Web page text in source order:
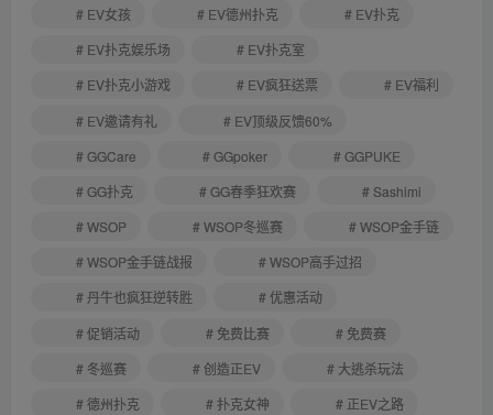
# EV女孩
# EV德州扑克
# EV扑克
# EV扑克娱乐场
# EV扑克室
# EV扑克小游戏
# EV疯狂送票
# EV福利
# EV邀请有礼
# EV顶级反馈60%
# GGCare
# GGpoker
# GGPUKE
# GG扑克
# GG春季狂欢赛
# Sashimi
# WSOP
# WSOP冬巡赛
# WSOP金手链
# WSOP金手链战报
# WSOP高手过招
# 丹牛也疯狂逆转胜
# 优惠活动
# 促销活动
# 免费比赛
# 免费赛
# 冬巡赛
# 创造正EV
# 大逃杀玩法
# 德州扑克
# 扑克女神
# 正EV之路